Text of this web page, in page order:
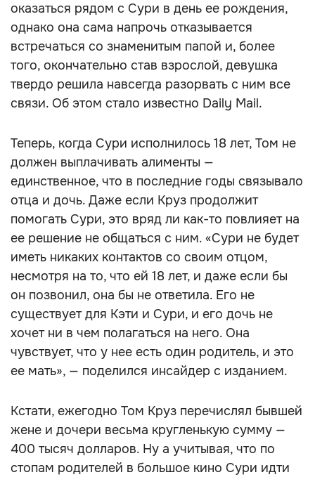
оказаться рядом с Сури в день ее рождения,
однако она сама напрочь отказывается
встречаться со знаменитым папой и, более
того, окончательно став взрослой, девушка
твердо решила навсегда разорвать с ним все
связи. Об этом стало известно Daily Mail.
Теперь, когда Сури исполнилось 18 лет, Том не
должен выплачивать алименты —
единственное, что в последние годы связывало
отца и дочь. Даже если Круз продолжит
помогать Сури, это вряд ли как-то повлияет на
ее решение не общаться с ним. «Сури не будет
иметь никаких контактов со своим отцом,
несмотря на то, что ей 18 лет, и даже если бы
он позвонил, она бы не ответила. Его не
существует для Кэти и Сури, и его дочь не
хочет ни в чем полагаться на него. Она
чувствует, что у нее есть один родитель, и это
ее мать», — поделился инсайдер с изданием.
Кстати, ежегодно Том Круз перечислял бывшей
жене и дочери весьма кругленькую сумму —
400 тысяч долларов. Ну а учитывая, что по
стопам родителей в большое кино Сури идти